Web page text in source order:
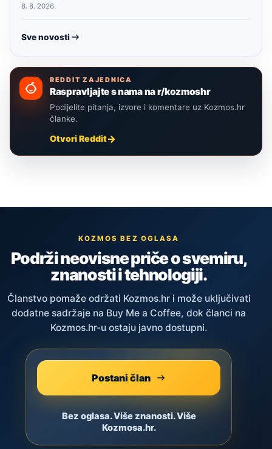
8. 8. 2026.
Sve novosti
REDDIT ZAJEDNICA
Raspravljajte s nama na r/kozmoshr
Podijelite pitanja, izvore i komentare uz Kozmos.hr
članke.
Otvori Reddit
KOZMOS BEZ OGLASA
Podrži neovisne priče o svemiru,
znanosti i tehnologiji.
Članstvo pomaže održati Kozmos.hr i može uključivati
dodatne sadržaje na Buy Me a Coffee, dok članci na
Kozmos.hr-u ostaju javno dostupni.
Postani član
Bez oglasa. Više znanosti. Više
Kozmosa.hr.